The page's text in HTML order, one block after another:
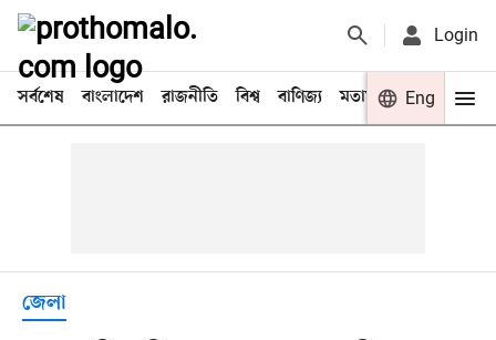
Login
সর্বশেষ বাংলাদেশ রাজনীতি বিশ্ব বাণিজ্য মতামত খেলা
Eng
জেলা